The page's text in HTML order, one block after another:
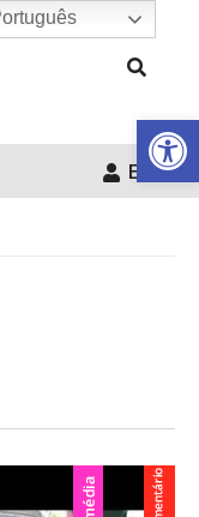
Barra de
Entrar